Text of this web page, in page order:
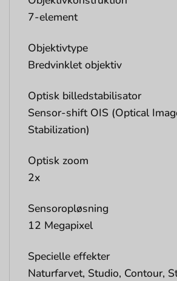
7-element
Objektivtype
Bredvinklet objektiv
Optisk billedstabilisator
Sensor-shift OIS (Optical
Stabilization)
Optisk zoom
2x
Sensoropløsning
12 Megapixel
Specielle effekter
Naturfarvet, Studio, Contour,